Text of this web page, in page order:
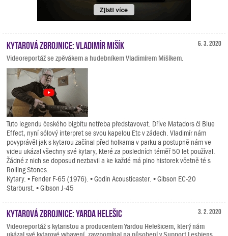
6. 3. 2020
Kytarová zbrojnice: Vladimír Mišík
Videoreportáž se zpěvákem a hudebníkem Vladimírem Mišíkem.
Tuto legendu českého bigbítu netřeba představovat. Dříve Matadors či Blue
Effect, nyní sólový interpret se svou kapelou Etc v zádech. Vladimír nám
povyprávěl jak s kytarou začínal před holkama v parku a postupně nám ve
videu ukázal všechny své kytary, které za posledních téměř 50 let používal.
Žádné z nich se doposud nezbavil a ke každé má plno historek včetně té s
Rolling Stones.
Kytary. • Fender F-65 (1976). • Godin Acousticaster. • Gibson EC-20
Starburst. • Gibson J-45
3. 2. 2020
Kytarová zbrojnice: Yarda Helešic
Videoreportáž s kytaristou a producentem Yardou Helešicem, který nám
ukázal své kytarové vybavení, zavzpomínal na působení v Support Lesbiens,